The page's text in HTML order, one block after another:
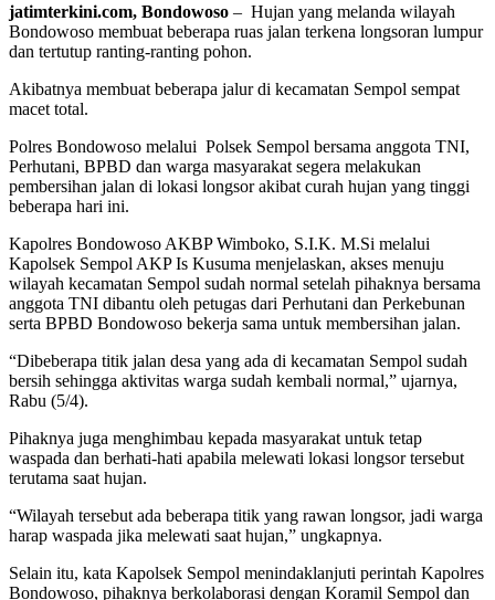
jatimterkini.com, Bondowoso – Hujan yang melanda wilayah
Bondowoso membuat beberapa ruas jalan terkena longsoran lumpur
dan tertutup ranting-ranting pohon.
Akibatnya membuat beberapa jalur di kecamatan Sempol sempat
macet total.
Polres Bondowoso melalui Polsek Sempol bersama anggota TNI,
Perhutani, BPBD dan warga masyarakat segera melakukan
pembersihan jalan di lokasi longsor akibat curah hujan yang tinggi
beberapa hari ini.
Kapolres Bondowoso AKBP Wimboko, S.I.K. M.Si melalui
Kapolsek Sempol AKP Is Kusuma menjelaskan, akses menuju
wilayah kecamatan Sempol sudah normal setelah pihaknya bersama
anggota TNI dibantu oleh petugas dari Perhutani dan Perkebunan
serta BPBD Bondowoso bekerja sama untuk membersihan jalan.
“Dibeberapa titik jalan desa yang ada di kecamatan Sempol sudah
bersih sehingga aktivitas warga sudah kembali normal,” ujarnya,
Rabu (5/4).
Pihaknya juga menghimbau kepada masyarakat untuk tetap
waspada dan berhati-hati apabila melewati lokasi longsor tersebut
terutama saat hujan.
“Wilayah tersebut ada beberapa titik yang rawan longsor, jadi warga
harap waspada jika melewati saat hujan,” ungkapnya.
Selain itu, kata Kapolsek Sempol menindaklanjuti perintah Kapolres
Bondowoso, pihaknya berkolaborasi dengan Koramil Sempol dan